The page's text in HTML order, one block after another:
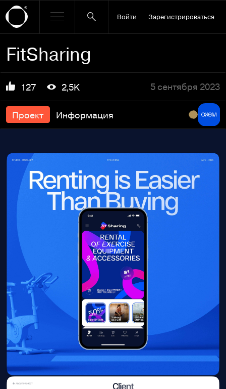
Войти Зарегистрироваться
FitSharing
127 2,5K 5 сентября 2023
Проект Информация